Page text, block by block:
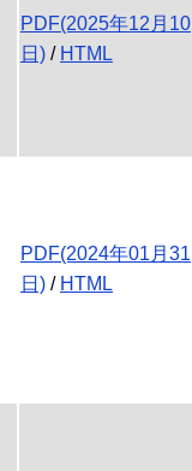
PDF(2025年12月10
日) / HTML
PDF(2024年01月31
日) / HTML